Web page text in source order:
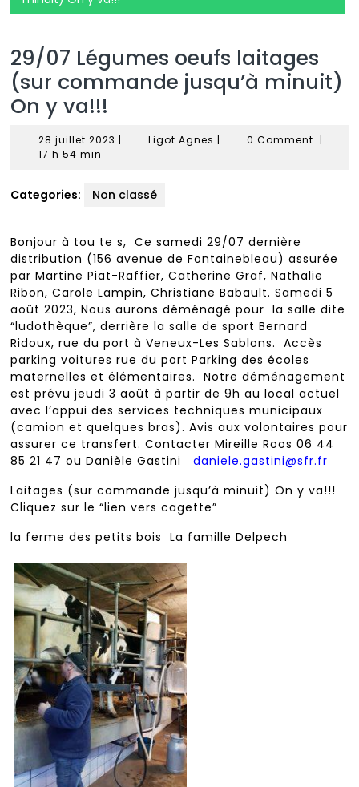
29/07 Légumes oeufs laitages
(sur commande jusqu’à minuit)
On y va!!!
28 juillet 2023 28
| Ligot Agnes Ligot
| 0 Comment |
17 h 54 min
Categories: Non classé
Bonjour à tou te s, Ce samedi 29/07 dernière
distribution (156 avenue de Fontainebleau) assurée
par Martine Piat-Raffier, Catherine Graf, Nathalie
Ribon, Carole Lampin, Christiane Babault. Samedi 5
août 2023, Nous aurons déménagé pour la salle dite
“ludothèque”, derrière la salle de sport Bernard
Ridoux, rue du port à Veneux-Les Sablons. Accès
parking voitures rue du port Parking des écoles
maternelles et élémentaires. Notre déménagement
est prévu jeudi 3 août à partir de 9h au local actuel
avec l’appui des services techniques municipaux
(camion et quelques bras). Avis aux volontaires pour
assurer ce transfert. Contacter Mireille Roos 06 44
85 21 47 ou Danièle Gastinidaniele.gastini@sfr.fr
Laitages (sur commande jusqu’à minuit) On y va!!!
Cliquez sur le “lien vers cagette”
la ferme des petits bois La famille Delpech